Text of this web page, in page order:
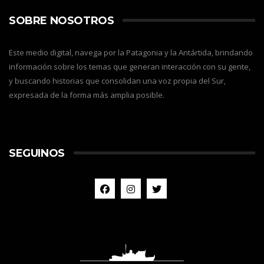
SOBRE NOSOTROS
Este medio digital, navega por la Patagonia y la Antártida, brindando
información sobre los temas que generan interacción con su gente,
y buscando historias que consolidan una voz propia del Sur,
expresada de la forma más amplia posible.
SEGUINOS